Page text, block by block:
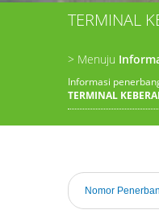
TERMINAL
> Menuju
Informasi
TERMINAL